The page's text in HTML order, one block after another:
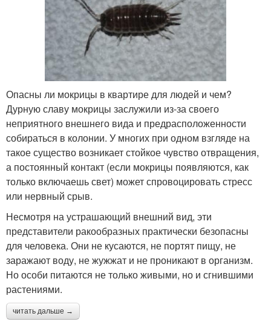
Опасны ли мокрицы в квартире для людей и чем?
Дурную славу мокрицы заслужили из-за своего
неприятного внешнего вида и предрасположенности
собираться в колонии. У многих при одном взгляде на
такое существо возникает стойкое чувство отвращения,
а постоянный контакт (если мокрицы появляются, как
только включаешь свет) может спровоцировать стресс
или нервный срыв.
Несмотря на устрашающий внешний вид, эти
представители ракообразных практически безопасны
для человека. Они не кусаются, не портят пищу, не
заражают воду, не жужжат и не проникают в организм.
Но особи питаются не только живыми, но и сгнившими
растениями.
читать дальше →